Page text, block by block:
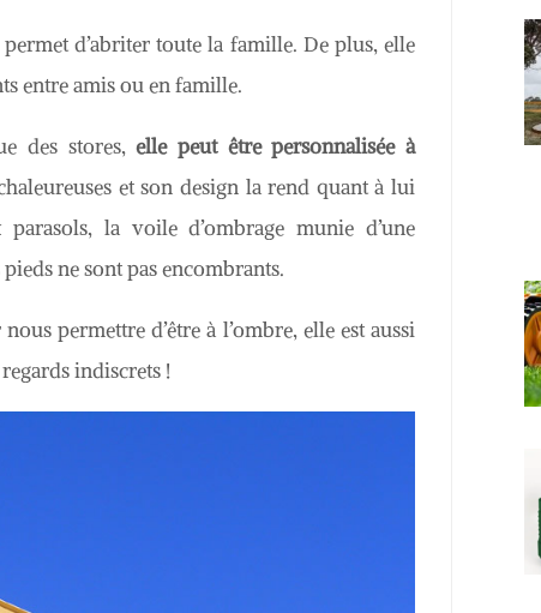
d’abriter toute la famille. De plus, elle
entre amis ou en famille.
des stores,elle peut être personnalisée à
et son design la rend quant à lui
la voile d’ombrage munie d’une
ne sont pas encombrants.
permettre d’être à l’ombre, elle est aussi
indiscrets !